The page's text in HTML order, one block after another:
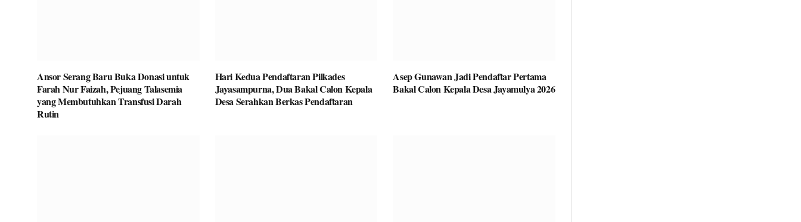
Ansor Serang Baru Buka Donasi untuk
Farah Nur Faizah, Pejuang Talasemia
yang Membutuhkan Transfusi Darah
Rutin
Hari Kedua Pendaftaran Pilkades
Jayasampurna, Dua Bakal Calon Kepala
Desa Serahkan Berkas Pendaftaran
Asep Gunawan Jadi Pendaftar Pertama
Bakal Calon Kepala Desa Jayamulya 2026